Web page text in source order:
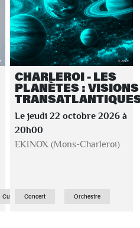
Curiosité
CHARLEROI - LES
PLANÈTES : VISIONS
Le jeudi 22 octobre 2026 à
20h00
EKINOX (Mons-Charleroi)
Concert Orchestre